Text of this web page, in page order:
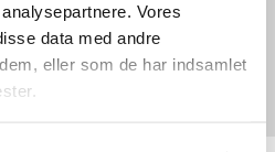
Vores
data med andre
eller som de har indsamlet